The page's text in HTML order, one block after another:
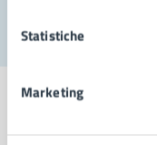
Statistiche
Marketing